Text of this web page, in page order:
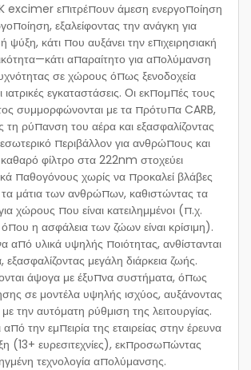
excimer επιτρέπουν άμεση ενεργοποίηση
εξαλείφοντας την ανάγκη για
κάτι που αυξάνει την επιχειρησιακή
απαραίτητο για απολύμανση
σε χώρους όπως ξενοδοχεία
ιατρικές εγκαταστάσεις. Οι εκπομπές τους
συμμορφώνονται με τα πρότυπα CARB,
τη ρύπανση του αέρα και εξασφαλίζοντας
περιβάλλον για ανθρώπους και
φίλτρο στα 222nm στοχεύει
παθογόνους χωρίς να προκαλεί βλάβες
μάτια των ανθρώπων, καθιστώντας τα
χώρους που είναι κατειλημμένοι (π.χ.
όπου η ασφάλεια των ζώων είναι κρίσιμη).
από υλικά υψηλής ποιότητας, ανθίστανται
μεγάλη διάρκεια ζωής.
άψογα με έξυπνα συστήματα, όπως
σε μοντέλα υψηλής ισχύος, αυξάνοντας
την αυτόματη ρύθμιση της λειτουργίας.
την εμπειρία της εταιρείας στην έρευνα
(13+ ευρεσιτεχνίες), εκπροσωπώντας
τεχνολογία απολύμανσης.